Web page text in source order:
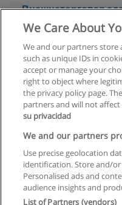
Внешнеторговая
заключения и
+
We Care About
We and our partners store
such as unique IDs in
accept or manage your
right to object where
the privacy policy page.
partners and will not
su privacidad
We and our partners
Use precise geolocation
identification. Store and/
Personalised ads and
audience insights and
List of Partners (vendors)